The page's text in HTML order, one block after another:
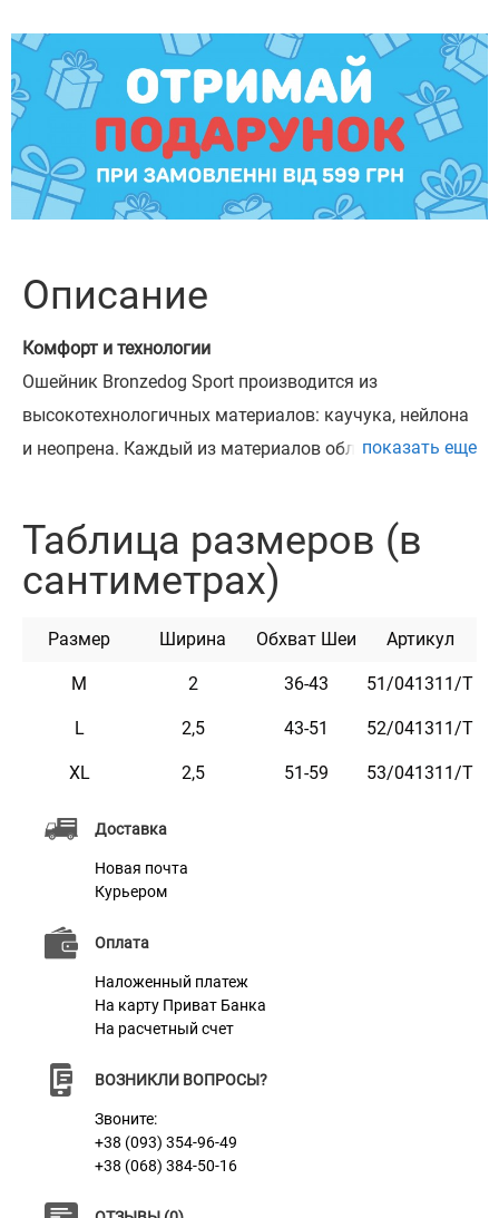
Доставка
Новая почта
Курьером
Оплата
Наложенный платеж
На карту Приват Банка
На расчетный счет
ВОЗНИКЛИ ВОПРОСЫ?
Звоните:
+38 (093) 354-96-49
+38 (068) 384-50-16
Описание
Комфорт и технологии
Ошейник Bronzedog Sport производится из
высокотехнологичных материалов: каучука, нейлона
и неопрена. Каждый из материалов обладает
Sport – возможность использования в любых
погодных условиях. Ошейники Bronzedog Sport
средой и не напитывает неприятных запахов. Ему не
грозит деформация или потеря цвета, если Ваша
собака подвижна и активна во время прогулки -
эластичностью обеспечивает собаке комфортное
ношение, мягкий обхват шеи и отсутствие
при ношении ошейников, изготовленных из более
Безопасность
Наличие 4 светоотражающих элементов, в
используемых в ошейнике Bronzedog Sport, делает
его одним из самых безопасных ошейников,
производимых в настоящее время.
показать еще
Таблица размеров (в
сантиметрах)
Размер Ширина Обхват Шеи Артикул
M 2 36-43 51/041311/Т
L 2,5 43-51 52/041311/Т
XL 2,5 51-59 53/041311/Т